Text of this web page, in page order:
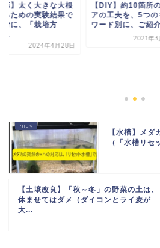
菜】太く大きな大根
るための実験結果で
特に、「栽培方
...
2024年4月28日
【DIY】約10箇所
アの工夫を、5つの
ワード別に、ご紹
2021年3
【水槽】メダ
（「水槽リセ
【土壌改良】「秋～冬」の野菜の土は、
休ませてはダメ（ダイコンとライ麦が
大...